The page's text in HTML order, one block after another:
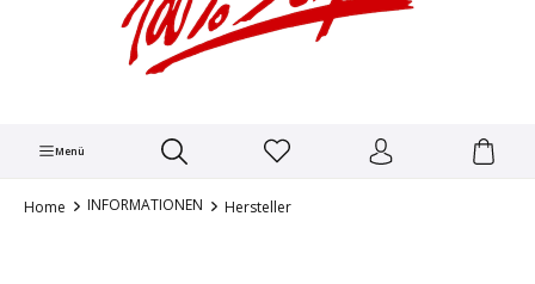
Menü
Home INFORMATIONEN Hersteller